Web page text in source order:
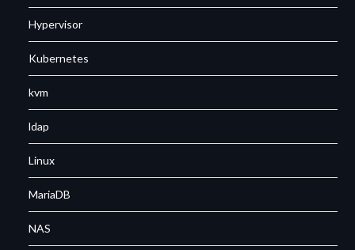
Hypervisor
Kubernetes
kvm
ldap
Linux
MariaDB
NAS